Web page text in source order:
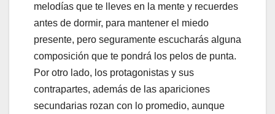
melodías que te lleves en la mente y recuerdes
antes de dormir, para mantener el miedo
presente, pero seguramente escucharás alguna
composición que te pondrá los pelos de punta.
Por otro lado, los protagonistas y sus
contrapartes, además de las apariciones
secundarias rozan con lo promedio, aunque